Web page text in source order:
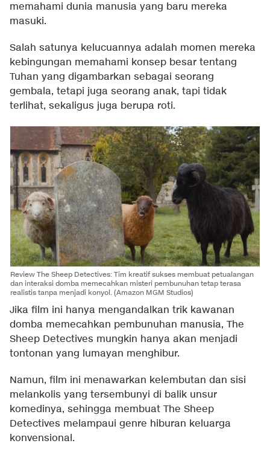
memahami dunia manusia yang baru mereka
masuki.
Salah satunya kelucuannya adalah momen mereka
kebingungan memahami konsep besar tentang
Tuhan yang digambarkan sebagai seorang
gembala, tetapi juga seorang anak, tapi tidak
terlihat, sekaligus juga berupa roti.
Review The Sheep Detectives: Tim kreatif sukses membuat petualangan
dan interaksi domba memecahkan misteri pembunuhan tetap terasa
realistis tanpa menjadi konyol. (Amazon MGM Studios)
Jika film ini hanya mengandalkan trik kawanan
domba memecahkan pembunuhan manusia, The
Sheep Detectives mungkin hanya akan menjadi
tontonan yang lumayan menghibur.
Namun, film ini menawarkan kelembutan dan sisi
melankolis yang tersembunyi di balik unsur
komedinya, sehingga membuat The Sheep
Detectives melampaui genre hiburan keluarga
konvensional.